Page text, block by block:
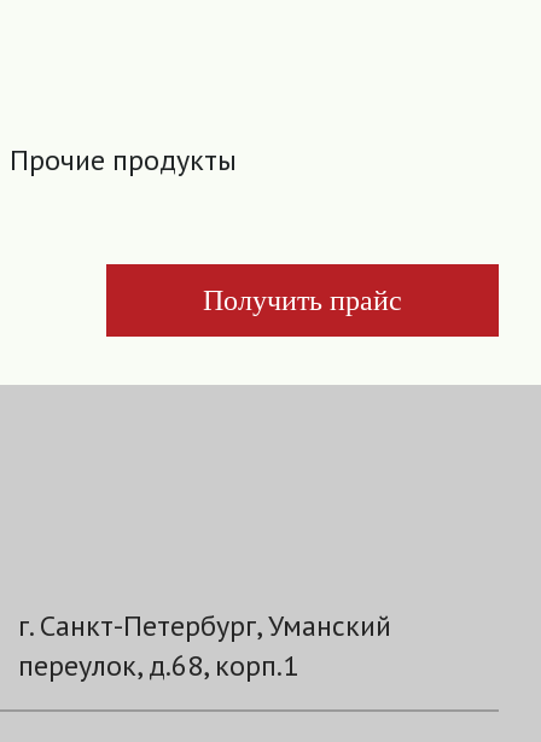
Прочие продукты
Получить прайс
г. Санкт-Петербург, Уманский
переулок, д.68, корп.1